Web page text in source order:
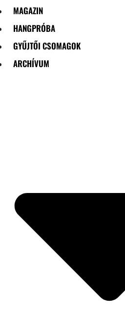
MAGAZIN
HANGPRÓBA
GYŰJTŐI CSOMAGOK
ARCHÍVUM